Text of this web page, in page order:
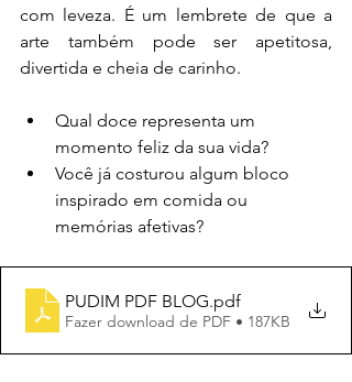
com leveza. É um lembrete de que a
arte também pode ser apetitosa,
divertida e cheia de carinho.
Qual doce representa um
momento feliz da sua vida?
Você já costurou algum bloco
inspirado em comida ou
memórias afetivas?
PUDIM PDF BLOG.pdf
Fazer download de PDF • 187KB